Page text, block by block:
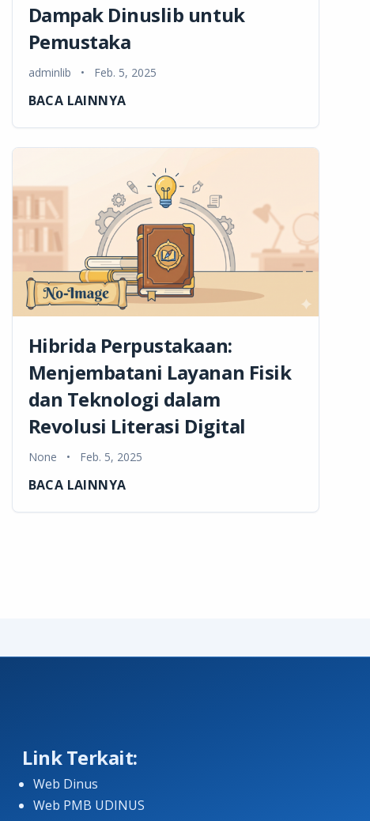
Dampak Dinuslib untuk
Pemustaka
adminlib • Feb. 5, 2025
BACA LAINNYA
Hibrida Perpustakaan:
Menjembatani Layanan Fisik
dan Teknologi dalam
Revolusi Literasi Digital
None • Feb. 5, 2025
BACA LAINNYA
Link Terkait:
Web Dinus
Web PMB UDINUS